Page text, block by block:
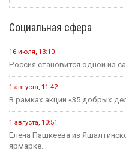
Социальная сфера
16 июля, 13:10
Россия становится одной из
1 августа, 11:42
В рамках акции «35 добрых
1 августа, 10:51
Елена Пашкеева из
ярмарке...